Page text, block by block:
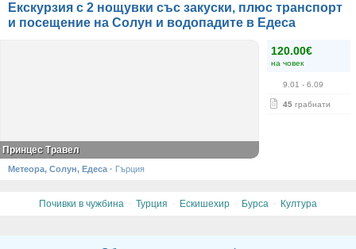
Екскурзия с 2 нощувки със закуски, плюс транспорт
и посещение на Солун и водопадите в Едеса
120.00€
на човек
9.01 - 6.09
45 грабнати
Принцес Травел
Метеора, Солун, Едеса · Гърция
Почивки в чужбина · Турция · Ескишехир · Бурса · Култура